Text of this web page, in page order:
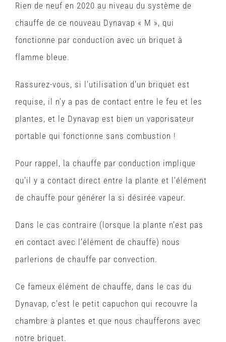
Rien de neuf en 2020 au niveau du système de
chauffe de ce nouveau Dynavap « M », qui
fonctionne par conduction avec un briquet à
flamme bleue.
Rassurez-vous, si l’utilisation d’un briquet est
requise, il n’y a pas de contact entre le feu et les
plantes, et le Dynavap est bien un vaporisateur
portable qui fonctionne sans combustion !
Pour rappel, la chauffe par conduction implique
qu’il y a contact direct entre la plante et l’élément
de chauffe pour générer la si désirée vapeur.
Dans le cas contraire (lorsque la plante n’est pas
en contact avec l’élément de chauffe) nous
parlerions de chauffe par convection.
Ce fameux élément de chauffe, dans le cas du
Dynavap, c’est le petit capuchon qui recouvre la
chambre à plantes et que nous chaufferons avec
notre briquet.